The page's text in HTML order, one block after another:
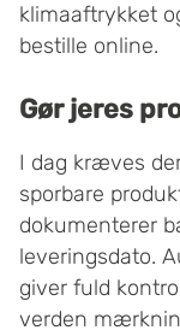
klimaaftrykket
bestille online.
Gør jeres
I dag kræves
sporbare
dokumenterer
leveringsdato.
giver fuld
verden